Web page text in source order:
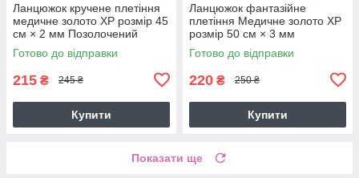
Ланцюжок кручене плетіння
медичне золото ХР розмір 45
см × 2 мм Позолочений
ланцюжок 7875
Готово до відправки
215 ₴ 245 ₴
Купити
Ланцюжок фантазійне
плетіння Медичне золото ХР
розмір 50 см × 3 мм
Лимонний відтінок 7892
Готово до відправки
220 ₴ 250 ₴
Купити
Показати ще